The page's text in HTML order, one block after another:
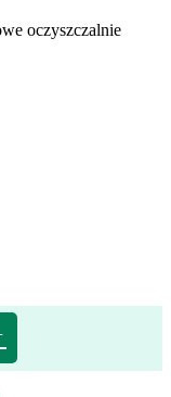
oczyszczalnie